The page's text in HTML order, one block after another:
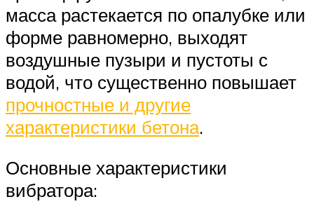
масса растекается по опалубке или
форме равномерно, выходят
воздушные пузыри и пустоты с
водой, что существенно повышает
прочностные и другие
характеристики бетона.
Основные характеристики
вибратора: